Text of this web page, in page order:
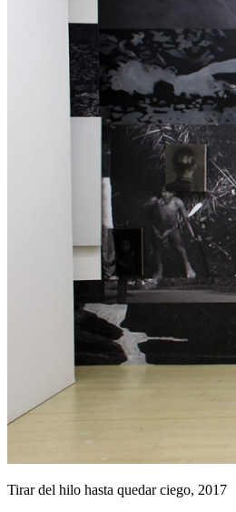
Tirar del hilo hasta quedar ciego, 2017